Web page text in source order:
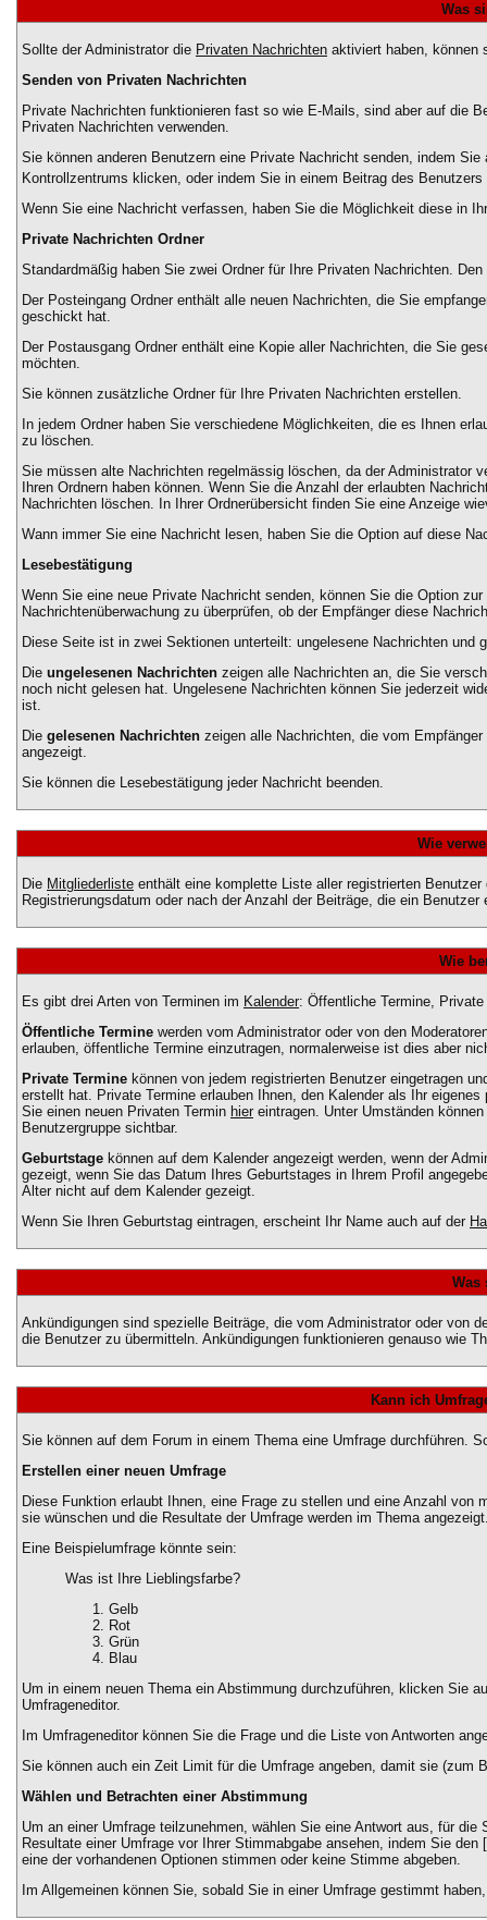
Was
Sollte der Administrator die Privaten Nachrichten aktiviert haben, können
Senden von Privaten Nachrichten
Private Nachrichten funktionieren fast so wie E-Mails, sind aber auf die
Privaten Nachrichten verwenden.
Sie können anderen Benutzern eine Private Nachricht senden, indem Sie
Kontrollzentrums klicken, oder indem Sie in einem Beitrag des
Wenn Sie eine Nachricht verfassen, haben Sie die Möglichkeit diese in
Private Nachrichten Ordner
Standardmäßig haben Sie zwei Ordner für Ihre Privaten Nachrichten.
Der Posteingang Ordner enthält alle neuen Nachrichten, die Sie
geschickt hat.
Der Postausgang Ordner enthält eine Kopie aller Nachrichten, die Sie
möchten.
Sie können zusätzliche Ordner für Ihre Privaten Nachrichten erstellen.
In jedem Ordner haben Sie verschiedene Möglichkeiten, die es Ihnen
zu löschen.
Sie müssen alte Nachrichten regelmässig löschen, da der Administrator
Ihren Ordnern haben können. Wenn Sie die Anzahl der erlaubten
Nachrichten löschen. In Ihrer Ordnerübersicht finden Sie eine Anzeige
Wann immer Sie eine Nachricht lesen, haben Sie die Option auf diese
Lesebestätigung
Wenn Sie eine neue Private Nachricht senden, können Sie die Option
Nachrichtenüberwachung zu überprüfen, ob der Empfänger diese
Diese Seite ist in zwei Sektionen unterteilt: ungelesene Nachrichten und
Die ungelesenen Nachrichten zeigen alle Nachrichten an, die Sie
noch nicht gelesen hat. Ungelesene Nachrichten können Sie jederzeit
ist.
Die gelesenen Nachrichten zeigen alle Nachrichten, die vom
angezeigt.
Sie können die Lesebestätigung jeder Nachricht beenden.
Wie
Die Mitgliederliste enthält eine komplette Liste aller registrierten
Registrierungsdatum oder nach der Anzahl der Beiträge, die ein
Wie
Es gibt drei Arten von Terminen im Kalender: Öffentliche Termine,
Öffentliche Termine werden vom Administrator oder von den
erlauben, öffentliche Termine einzutragen, normalerweise ist dies aber
Private Termine können von jedem registrierten Benutzer eingetragen
erstellt hat. Private Termine erlauben Ihnen, den Kalender als Ihr
Sie einen neuen Privaten Termin hier eintragen. Unter Umständen
Benutzergruppe sichtbar.
Geburtstage können auf dem Kalender angezeigt werden, wenn der
gezeigt, wenn Sie das Datum Ihres Geburtstages in Ihrem Profil
Alter nicht auf dem Kalender gezeigt.
Wenn Sie Ihren Geburtstag eintragen, erscheint Ihr Name auch auf der
Was
Ankündigungen sind spezielle Beiträge, die vom Administrator oder von
die Benutzer zu übermitteln. Ankündigungen funktionieren genauso wie
Kann ich
Sie können auf dem Forum in einem Thema eine Umfrage durchführen.
Erstellen einer neuen Umfrage
Diese Funktion erlaubt Ihnen, eine Frage zu stellen und eine Anzahl
sie wünschen und die Resultate der Umfrage werden im Thema
Eine Beispielumfrage könnte sein:
Was ist Ihre Lieblingsfarbe?
Gelb
Rot
Grün
Blau
Um in einem neuen Thema ein Abstimmung durchzuführen, klicken Sie
Umfrageneditor.
Im Umfrageneditor können Sie die Frage und die Liste von Antworten
Sie können auch ein Zeit Limit für die Umfrage angeben, damit sie (zum
Wählen und Betrachten einer Abstimmung
Um an einer Umfrage teilzunehmen, wählen Sie eine Antwort aus, für
Resultate einer Umfrage vor Ihrer Stimmabgabe ansehen, indem Sie
eine der vorhandenen Optionen stimmen oder keine Stimme abgeben.
Im Allgemeinen können Sie, sobald Sie in einer Umfrage gestimmt